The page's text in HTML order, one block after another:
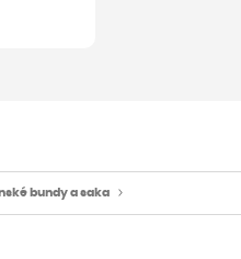
bundy a saka